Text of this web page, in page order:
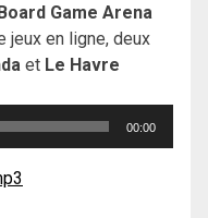
Game Arena
jeux en ligne, deux
et Le Havre
00:00